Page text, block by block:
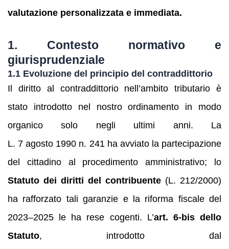
valutazione personalizzata e immediata.
1. Contesto normativo e
giurisprudenziale
1.1 Evoluzione del principio del contraddittorio
Il diritto al contraddittorio nell’ambito tributario è
stato introdotto nel nostro ordinamento in modo
organico solo negli ultimi anni. La
L. 7 agosto 1990 n. 241 ha avviato la partecipazione
del cittadino al procedimento amministrativo; lo
Statuto dei diritti del contribuente (L. 212/2000)
ha rafforzato tali garanzie e la riforma fiscale del
2023–2025 le ha rese cogenti. L’art. 6‑bis dello
Statuto, introdotto dal